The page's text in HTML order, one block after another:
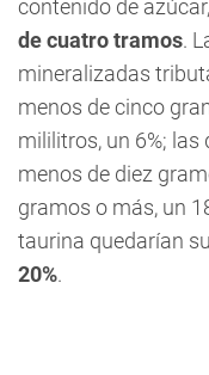
contenido de
de cuatro tramos.
mineralizadas
menos de cinco
mililitros, un 6%; las
menos de diez
gramos o más, un
taurina quedarían
20%.